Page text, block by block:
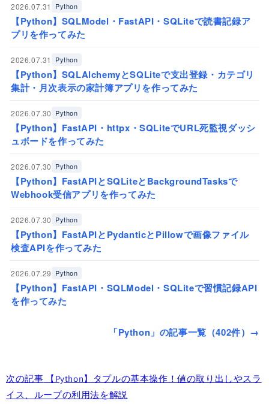
2026.07.31 Python
【Python】SQLModel・FastAPI・SQLiteで読書記録ア
プリを作ってみた
2026.07.31 Python
【Python】SQLAlchemyとSQLiteで支出登録・カテゴリ
集計・月次表示の家計簿アプリを作ってみた
2026.07.30 Python
【Python】FastAPI・httpx・SQLiteでURL死監視ダッシ
ュボードを作ってみた
2026.07.30 Python
【Python】FastAPIとSQLiteとBackgroundTasksで
Webhook受信アプリを作ってみた
2026.07.30 Python
【Python】FastAPIとPydanticとPillowで画像ファイル
検査APIを作ってみた
2026.07.29 Python
【Python】FastAPI・SQLModel・SQLiteで習慣記録API
を作ってみた
「Python」の記事一覧（402件）→
次の記事
【Python】タプルの基本操作！値の取り出しやスラ
イス、ループの利用法を解説